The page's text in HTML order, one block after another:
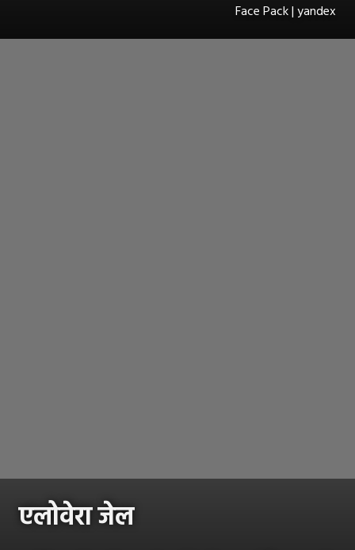
Face Pack | yandex
एलोवेरा जेल